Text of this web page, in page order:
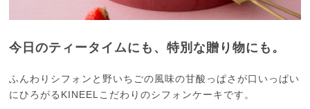
今日のティータイムにも、特別な贈り物にも。
ふんわりシフォンと野いちごの風味の甘酸っぱさが口いっぱい
にひろがるKINEELこだわりのシフォンケーキです。